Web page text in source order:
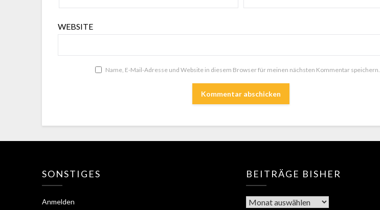
WEBSITE
Name, E-Mail-Adresse und Website in diesem Browser für meinen nächsten Kommentar speichern.
SONSTIGES
Anmelden
BEITRÄGE BISHER